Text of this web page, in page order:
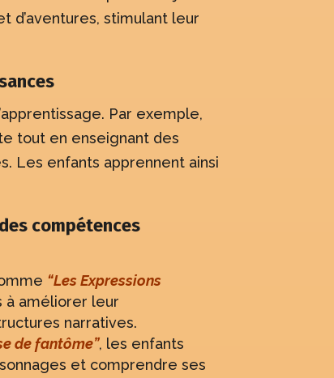
d’aventures, stimulant leur
Par exemple,
tout en enseignant des
Les enfants apprennent ainsi
compétences
“Les Expressions
améliorer leur
narratives.
de fantôme”, les enfants
et comprendre ses